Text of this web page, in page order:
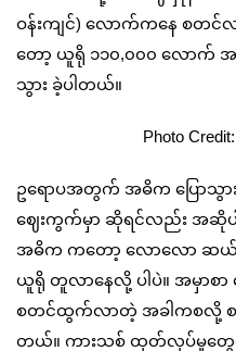
ဝန်းကျင်) လောက်ကနေ စတင်လ
တော့ ယူရို ၁၁၀,၀၀၀ လော
သွား ခဲ့ပါတယ်။
Photo
ဥရောပအတွက် အဓိက ပြော
ဈေးကွက်မှာ ဆိုရင်လည်း အဆိုပါ
အဓိက ကတော့ လောလော ဆယ် ငွ
ယူရို တူ‌လာနေလို့ ပါပဲ။ အမှာ
စတင်ထွက်လာတဲ့ အခါကစလို့ စတ
တယ်။ ကားသစ် ထုတ်လုပ်မှုတွေ